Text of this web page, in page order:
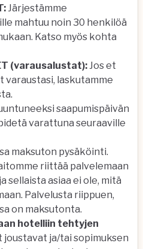
Järjestämme
mahtuu noin 30 henkilöä
Katso myös kohta
(varausalustat):Jos et
varaustasi, laskutamme
saapumispäivän
varattuna seuraaville
maksuton pysäköinti.
riittää palvelemaan
sellaista asiaa ei ole, mitä
Palvelusta riippuen,
on maksutonta.
hotelliin tehtyjen
joustavat ja/tai sopimuksen